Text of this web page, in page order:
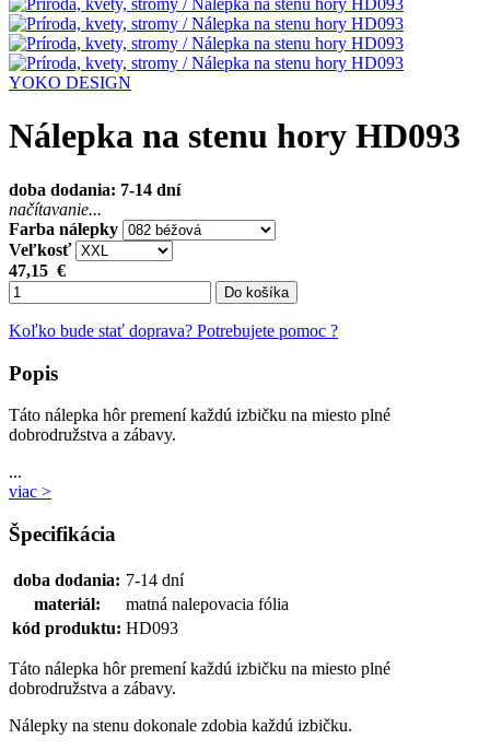
YOKO DESIGN
Nálepka na stenu hory HD093
doba dodania: 7-14 dní
načítavanie...
Farba nálepky
Veľkosť
47,15 €
Do košíka
Koľko bude stať doprava? Potrebujete pomoc ?
Popis
Táto nálepka hôr premení každú izbičku na miesto plné
dobrodružstva a zábavy.
...
viac >
Špecifikácia
doba dodania: 7-14 dní
materiál:
matná nalepovacia fólia
kód produktu: HD093
Táto nálepka hôr premení každú izbičku na miesto plné
dobrodružstva a zábavy.
Nálepky na stenu dokonale zdobia každú izbičku.